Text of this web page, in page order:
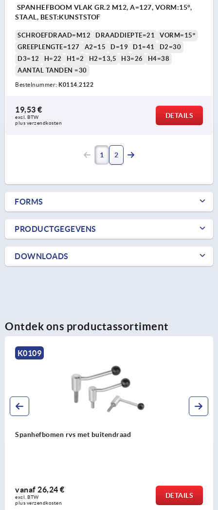
SPANHEFBOOM VLAK GR.2 M12, A=127, VORM:15°,
STAAL, BEST:KUNSTSTOF
SCHROEFDRAAD=M12 DRAADDIEPTE=21
VORM=15°
GREEPLENGTE=127
A2=15 D=19 D1=41
D2=30
D3=12
H=22 H1=2 H2=13,5 H3=26
H4=38
AANTAL TANDEN =30
Bestelnummer: K0114.2122
19,53 €
excl. BTW
plus verzendkosten
DETAILS
1 2
FORMS
PRODUCTGEGEVENS
DOWNLOADS
Ontdek ons productassortiment
rvs met buitendraad
€ vanaf
excl. BTW
plus